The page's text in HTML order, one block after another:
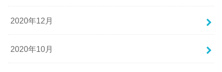
2020年12月
2020年10月